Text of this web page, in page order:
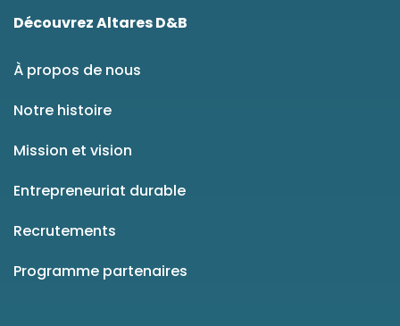
Découvrez Altares D&B
À propos de nous
Notre histoire
Mission et vision
Entrepreneuriat durable
Recrutements
Programme partenaires